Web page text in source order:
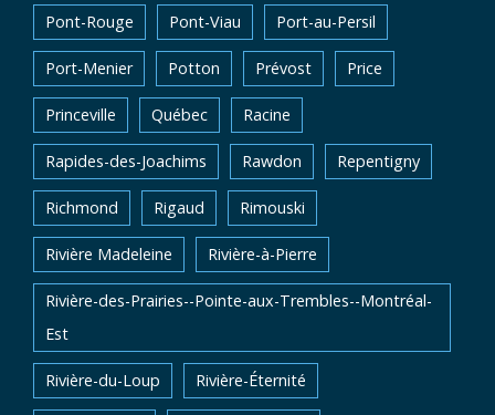
Pont-Rouge Pont-Viau Port-au-Persil
Port-Menier Potton Prévost Price
Princeville Québec Racine
Rapides-des-Joachims Rawdon Repentigny
Richmond Rigaud Rimouski
Rivière Madeleine Rivière-à-Pierre
Rivière-des-Prairies--Pointe-aux-Trembles--Montréal-
Est
Rivière-du-Loup Rivière-Éternité